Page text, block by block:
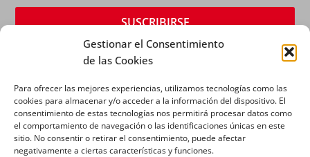
Gestionar el Consentimiento
de las Cookies
Para ofrecer las mejores experiencias, utilizamos tecnologías como las
cookies para almacenar y/o acceder a la información del dispositivo. El
consentimiento de estas tecnologías nos permitirá procesar datos como
el comportamiento de navegación o las identificaciones únicas en este
sitio. No consentir o retirar el consentimiento, puede afectar
negativamente a ciertas características y funciones.
AVISO LEGAL|POLÍTICA DE PRIVACIDAD|